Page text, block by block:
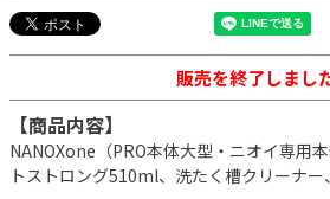
販売を終了しまし
【商品内容】
NANOXone（PRO本体大型・ニオイ専用
トストロング510ml、洗たく槽クリーナ